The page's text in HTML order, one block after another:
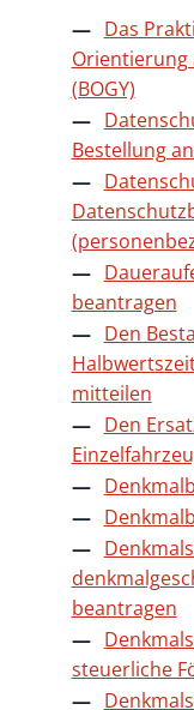
Das
Orientierung
(BOGY)
Bestellung
beantragen
Den
mitteilen
Den
beantragen
steuerliche